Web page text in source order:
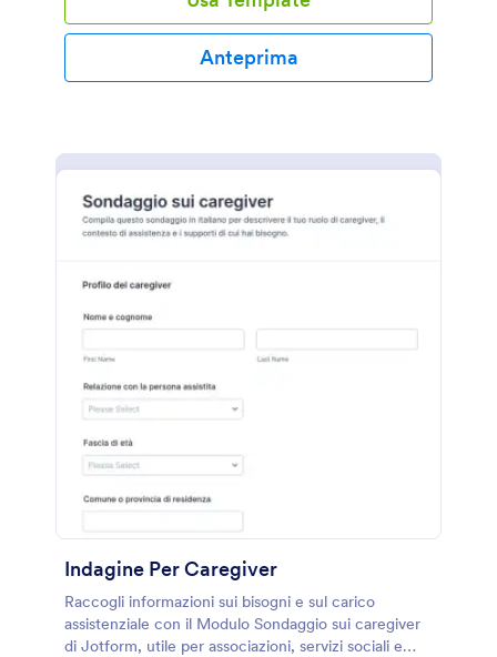
Anteprima
Indagine Per Caregiver
Raccogli informazioni sui bisogni e sul carico
assistenziale con il Modulo Sondaggio sui caregiver
di Jotform, utile per associazioni, servizi sociali e